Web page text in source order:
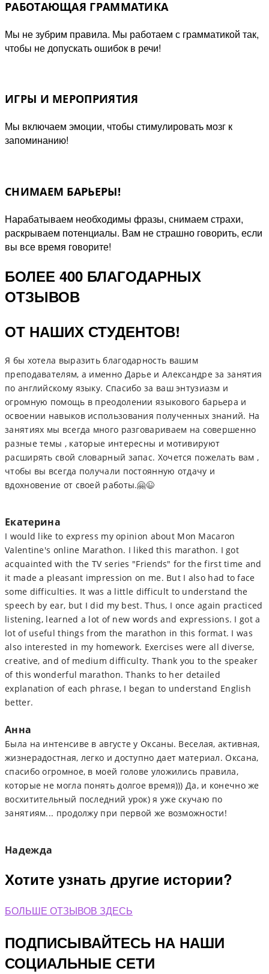
РАБОТАЮЩАЯ ГРАММАТИКА
Мы не зубрим правила. Мы работаем с грамматикой так,
чтобы не допускать ошибок в речи!
ИГРЫ И МЕРОПРИЯТИЯ
Мы включаем эмоции, чтобы стимулировать мозг к
запоминанию!
СНИМАЕМ БАРЬЕРЫ!
Нарабатываем необходимы фразы, снимаем страхи,
раскрываем потенциалы. Вам не страшно говорить, если
вы все время говорите!
БОЛЕЕ 400 БЛАГОДАРНЫХ
ОТЗЫВОВ
ОТ НАШИХ СТУДЕНТОВ!
Я бы хотела выразить благодарность вашим
преподавателям, а именно Дарье и Александре за занятия
по английскому языку. Спасибо за ваш энтузиазм и
огромную помощь в преодолении языкового барьера и
освоении навыков использования полученных знаний. На
занятиях мы всегда много разговариваем на совершенно
разные темы , каторые интересны и мотивируют
расширять свой словарный запас. Хочется пожелать вам ,
чтобы вы всегда получали постоянную отдачу и
вдохновение от своей работы.🤗😉
Екатерина
I would like to express my opinion about Mon Macaron
Valentine's online Marathon. I liked this marathon. I got
acquainted with the TV series "Friends" for the first time and
it made a pleasant impression on me. But I also had to face
some difficulties. It was a little difficult to understand the
speech by ear, but I did my best. Thus, I once again practiced
listening, learned a lot of new words and expressions. I got a
lot of useful things from the marathon in this format. I was
also interested in my homework. Exercises were all diverse,
creative, and of medium difficulty. Thank you to the speaker
of this wonderful marathon. Thanks to her detailed
explanation of each phrase, I began to understand English
better.
Анна
Была на интенсиве в августе у Оксаны. Веселая, активная,
жизнерадостная, легко и доступно дает материал. Оксана,
спасибо огромное, в моей голове уложились правила,
которые не могла понять долгое время))) Да, и конечно же
восхитительный последний урок) я уже скучаю по
занятиям... продолжу при первой же возможности!
Надежда
Хотите узнать другие истории?
БОЛЬШЕ ОТЗЫВОВ ЗДЕСЬ
ПОДПИСЫВАЙТЕСЬ НА НАШИ
СОЦИАЛЬНЫЕ СЕТИ